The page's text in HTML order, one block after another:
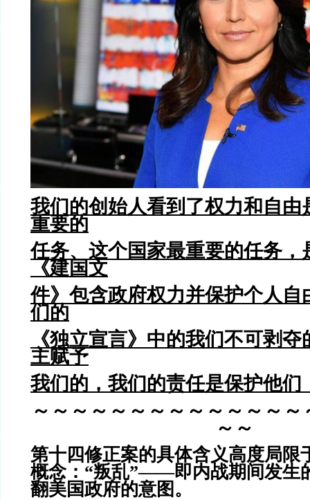
我们的创始人看到了权力和自由
重要的
任务、这个国家最重要的任务，
《建国文
件》包含政府权力并保护个人自
们的
《独立宣言》中的我们不可剥
主赋予
我们的，我们的责任是保护他们
～～～～～～～～～～～～～
～～
第十四修正案的具体含义高度局限
概念：“叛乱”——即内战期间发生
翻美国政府的意图。